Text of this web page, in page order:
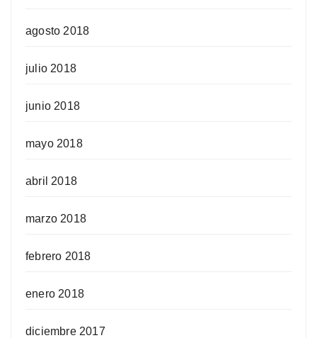
agosto 2018
julio 2018
junio 2018
mayo 2018
abril 2018
marzo 2018
febrero 2018
enero 2018
diciembre 2017